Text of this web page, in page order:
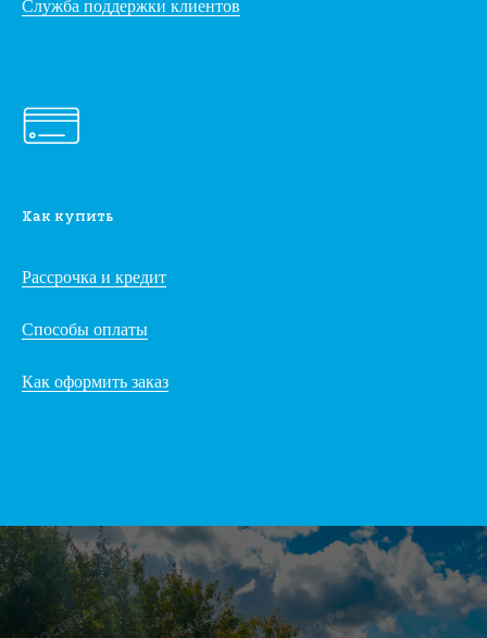
Служба поддержки клиентов
Как купить
Рассрочка и кредит
Способы оплаты
Как оформить заказ